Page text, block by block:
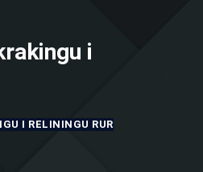
i
I RELININGU RUR